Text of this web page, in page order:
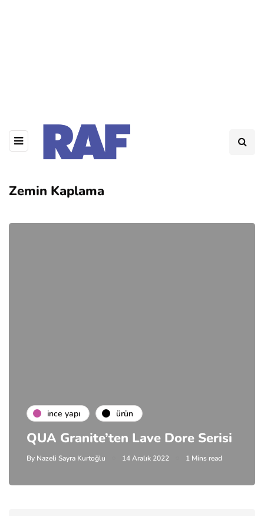
Zemin Kaplama
i̇nce yapı ürün
QUA Granite’ten Lave Dore Serisi
By Nazeli Sayra Kurtoğlu 14 Aralık 2022 1 Mins read